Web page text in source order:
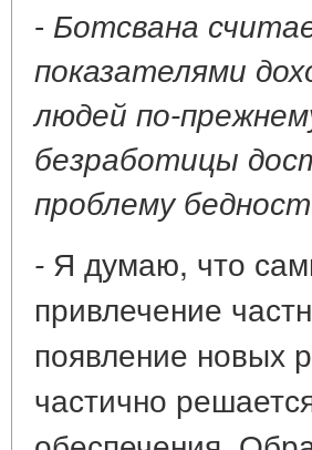
- Ботсвана
показателями
людей по-
безработицы
проблему
- Я думаю, что
привлечение
появление новых
частично